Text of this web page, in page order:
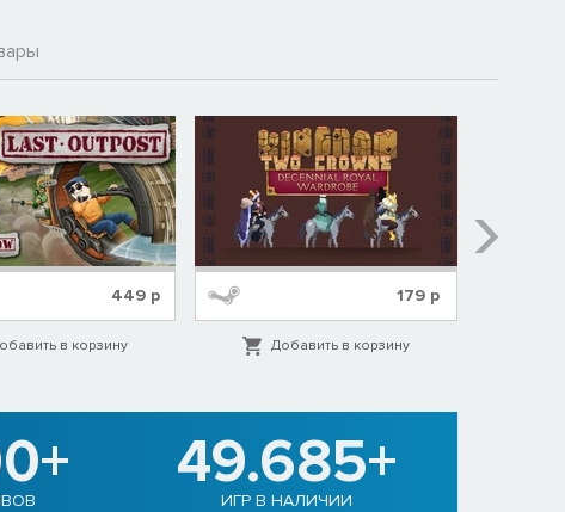
449 р
в корзину
179р
Добавить в корзину
49.685+
ИГР В НАЛИЧИИ